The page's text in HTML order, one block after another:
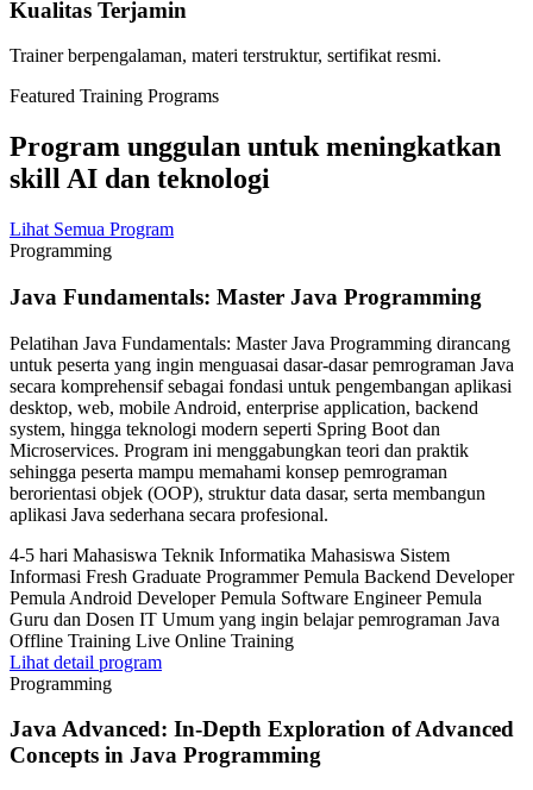
Kualitas Terjamin
Trainer berpengalaman, materi terstruktur, sertifikat resmi.
Featured Training Programs
Program unggulan untuk meningkatkan
skill AI dan teknologi
Lihat Semua Program
Programming
Java Fundamentals: Master Java Programming
Pelatihan Java Fundamentals: Master Java Programming dirancang
untuk peserta yang ingin menguasai dasar-dasar pemrograman Java
secara komprehensif sebagai fondasi untuk pengembangan aplikasi
desktop, web, mobile Android, enterprise application, backend
system, hingga teknologi modern seperti Spring Boot dan
Microservices. Program ini menggabungkan teori dan praktik
sehingga peserta mampu memahami konsep pemrograman
berorientasi objek (OOP), struktur data dasar, serta membangun
aplikasi Java sederhana secara profesional.
4-5 hari Mahasiswa Teknik Informatika Mahasiswa Sistem
Informasi Fresh Graduate Programmer Pemula Backend Developer
Pemula Android Developer Pemula Software Engineer Pemula
Guru dan Dosen IT Umum yang ingin belajar pemrograman Java
Offline Training Live Online Training
Lihat detail program
Programming
Java Advanced: In-Depth Exploration of Advanced
Concepts in Java Programming